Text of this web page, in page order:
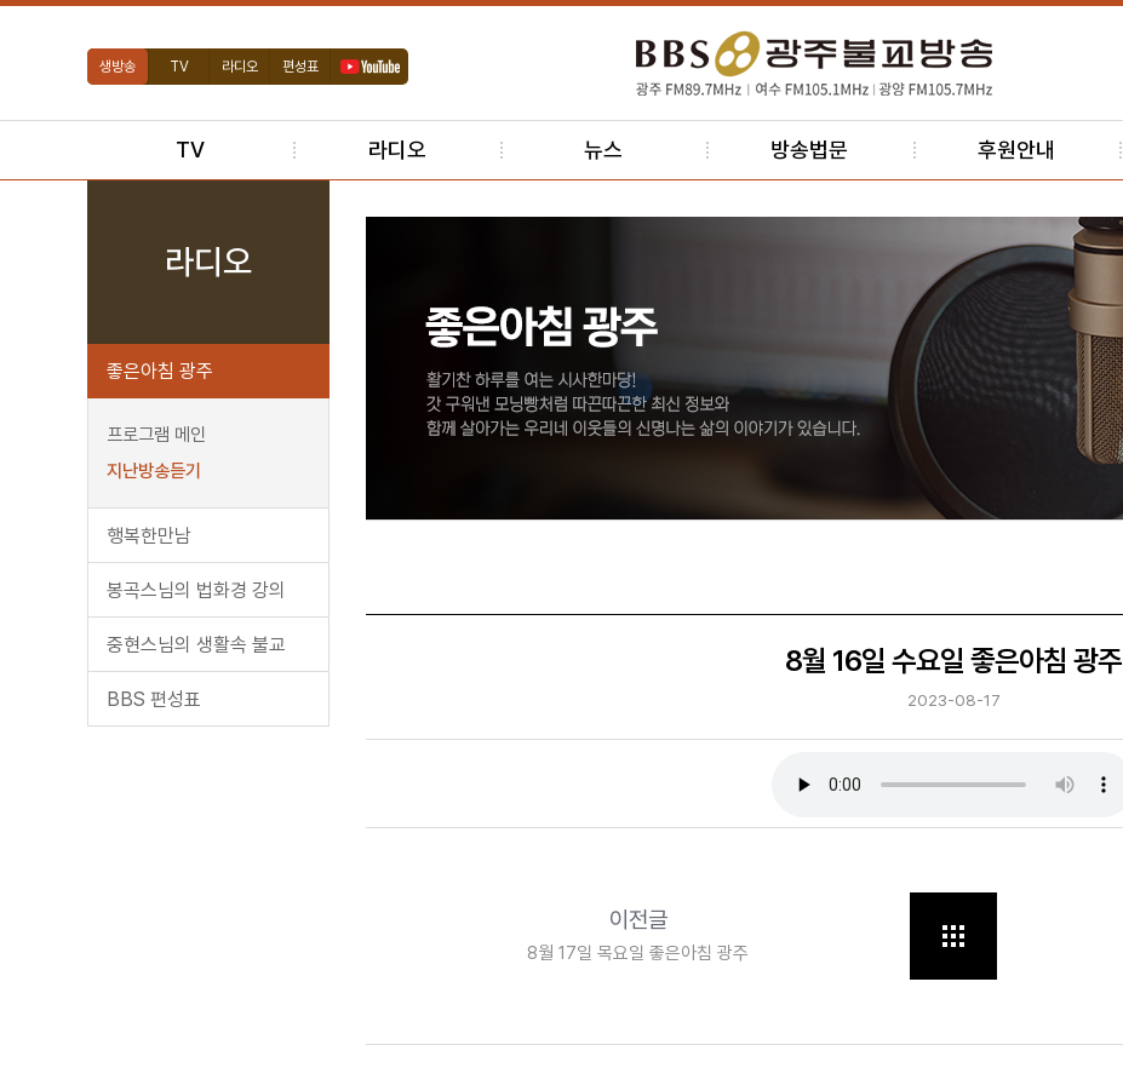
생방송 TV 라디오 편성표
TV 라디오 뉴스 방송법문 후원안내
라디오
좋은아침 광주
프로그램 메인
지난방송듣기
행복한만남
봉곡스님의 법화경 강의
중현스님의 생활속 불교
BBS 편성표
8월 16일 수요일 좋은아침 광주
2023-08-17
이전글
8월 17일 목요일 좋은아침 광주